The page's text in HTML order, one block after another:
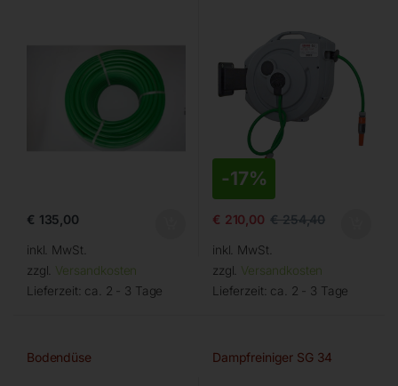
€ 135,00
inkl. MwSt.
zzgl. Versandkosten
Lieferzeit: ca. 2 - 3 Tage
-17%
€ 210,00 €254,40
inkl. MwSt.
zzgl. Versandkosten
Lieferzeit: ca. 2 - 3 Tage
Bodendüse Dampfreiniger SG 34